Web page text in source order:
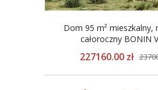
Dom 95 m² mieszkalny,
całoroczny BONIN
227160.00 zł